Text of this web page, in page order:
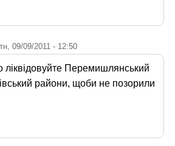
09/09/2011 - 12:50
ліквідовуйте Перемишлянський
райони, щоби не позорили